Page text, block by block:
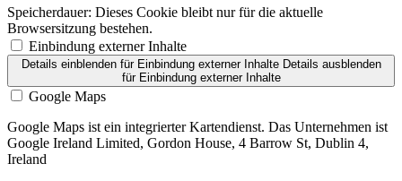
Speicherdauer: Dieses Cookie bleibt nur für die aktuelle
Browsersitzung bestehen.
Einbindung externer Inhalte
Details einblendenfür Einbindung externer Inhalte Details ausblenden
für Einbindung externer Inhalte
Google Maps
Google Maps ist ein integrierter Kartendienst. Das Unternehmen ist
Google Ireland Limited, Gordon House, 4 Barrow St, Dublin 4,
Ireland